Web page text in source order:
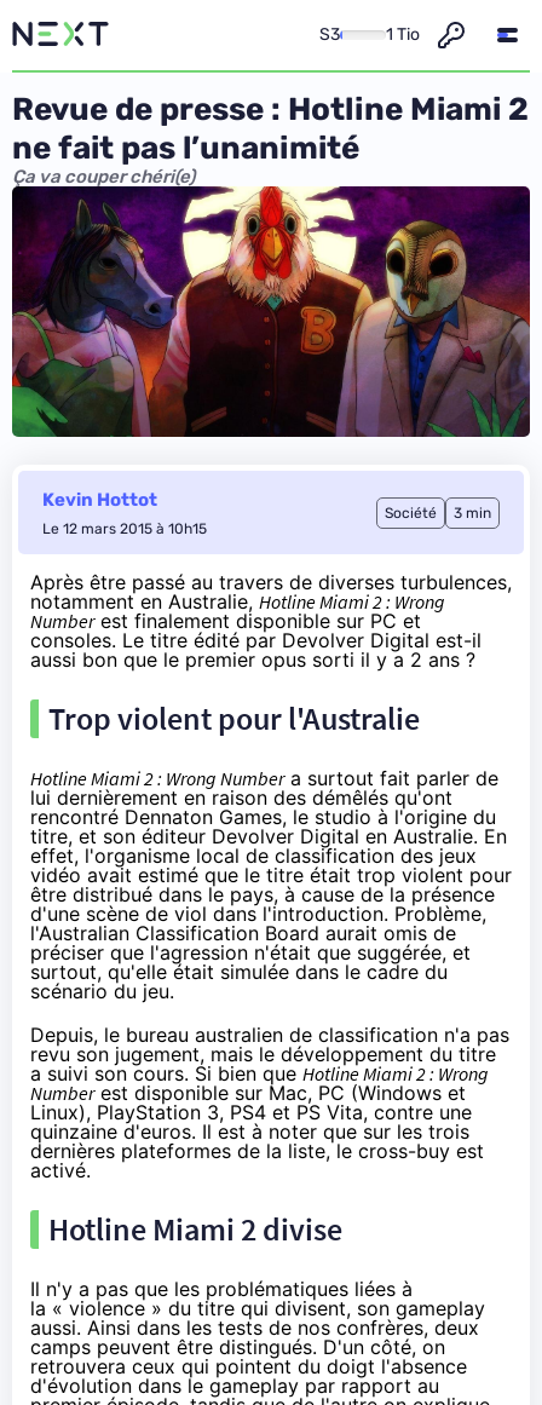
S3 1 Tio
Revue de presse : Hotline Miami 2
ne fait pas l’unanimité
Ça va couper chéri(e)
Kevin Hottot
Le 12 mars 2015 à 10h15
Société 3 min
Après être passé au travers de diverses turbulences,
notamment en Australie, Hotline Miami 2 : Wrong
Numberest finalement disponible sur PC et
consoles. Le titre édité par Devolver Digital est-il
aussi bon que le premier opus sorti il y a 2 ans ?
Trop violent pour l'Australie
Hotline Miami 2 : Wrong Numbera surtout fait parler de
lui dernièrement en raison des démêlés qu'ont
rencontré Dennaton Games, le studio à l'origine du
titre, et son éditeur Devolver Digital en Australie. En
effet, l'organisme local de classification des jeux
vidéo avait estimé que le titre était trop violent pour
être distribué dans le pays, à cause de la présence
d'une scène de viol dans l'introduction. Problème,
l'Australian Classification Board aurait omis de
préciser que l'agression n'était que suggérée, et
surtout, qu'elle était simulée dans le cadre du
scénario du jeu.
Depuis, le bureau australien de classification n'a pas
revu son jugement, mais le développement du titre
a suivi son cours. Si bien que Hotline Miami 2 : Wrong
Numberest disponible sur Mac, PC (Windows et
Linux), PlayStation 3, PS4 et PS Vita, contre une
quinzaine d'euros. Il est à noter que sur les trois
dernières plateformes de la liste, le cross-buy est
activé.
Hotline Miami 2 divise
Il n'y a pas que les problématiques liées à
la « violence » du titre qui divisent, son gameplay
aussi. Ainsi dans les tests de nos confrères, deux
camps peuvent être distingués. D'un côté, on
retrouvera ceux qui pointent du doigt l'absence
d'évolution dans le gameplay par rapport au